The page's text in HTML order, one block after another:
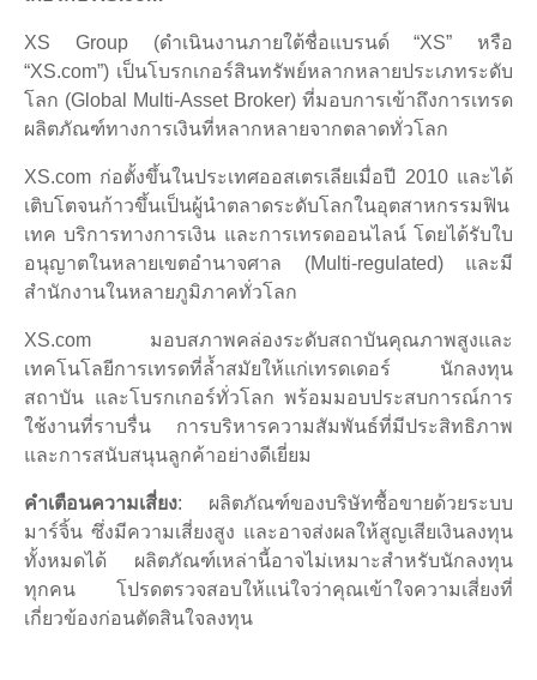
XS Group (ดำเนินงานภายใต้ชื่อแบรนด์ “XS” หรือ
“XS.com”) เป็นโบรกเกอร์สินทรัพย์หลากหลายประเภทระดับ
โลก (Global Multi-Asset Broker) ที่มอบการเข้าถึงการเทรด
ผลิตภัณฑ์ทางการเงินที่หลากหลายจากตลาดทั่วโลก
XS.com ก่อตั้งขึ้นในประเทศออสเตรเลียเมื่อปี 2010 และได้
เติบโตจนก้าวขึ้นเป็นผู้นำตลาดระดับโลกในอุตสาหกรรมฟิน
เทค บริการทางการเงิน และการเทรดออนไลน์ โดยได้รับใบ
อนุญาตในหลายเขตอำนาจศาล (Multi-regulated) และมี
สำนักงานในหลายภูมิภาคทั่วโลก
XS.com มอบสภาพคล่องระดับสถาบันคุณภาพสูงและ
เทคโนโลยีการเทรดที่ล้ำสมัยให้แก่เทรดเดอร์ นักลงทุน
สถาบัน และโบรกเกอร์ทั่วโลก พร้อมมอบประสบการณ์การ
ใช้งานที่ราบรื่น การบริหารความสัมพันธ์ที่มีประสิทธิภาพ
และการสนับสนุนลูกค้าอย่างดีเยี่ยม
คำเตือนความเสี่ยง: ผลิตภัณฑ์ของบริษัทซื้อขายด้วยระบบ
มาร์จิ้น ซึ่งมีความเสี่ยงสูง และอาจส่งผลให้สูญเสียเงินลงทุน
ทั้งหมดได้ ผลิตภัณฑ์เหล่านี้อาจไม่เหมาะสำหรับนักลงทุน
ทุกคน โปรดตรวจสอบให้แน่ใจว่าคุณเข้าใจความเสี่ยงที่
เกี่ยวข้องก่อนตัดสินใจลงทุน